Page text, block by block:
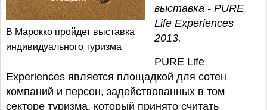
В Марокко пройдет выставка
индивидуального туризма
выставка - PURE
Life Experiences
2013.
PURE Life
Experiences является площадкой для сотен
компаний и персон, задействованных в том
секторе туризма, который принято считать